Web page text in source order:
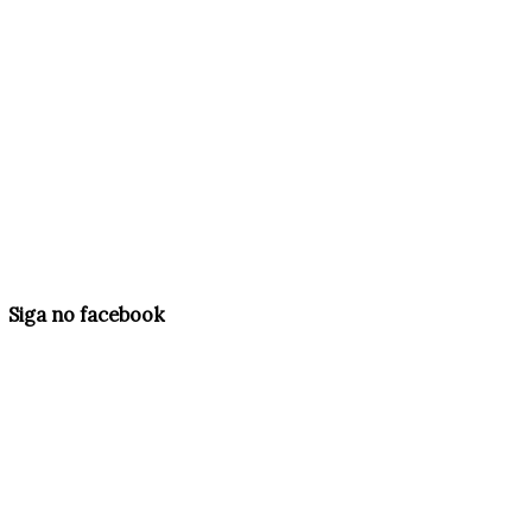
Siga no facebook